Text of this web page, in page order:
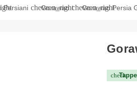
Persiani chevron_right
Gorawan chevron_right
Gorawan Persia
check